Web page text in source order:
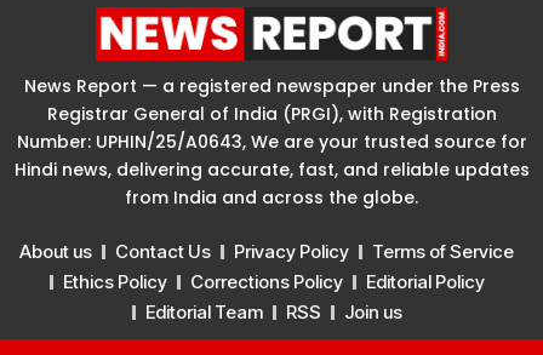
News Report — a registered newspaper under the Press
Registrar General of India (PRGI), with Registration
Number: UPHIN/25/A0643, We are your trusted source for
Hindi news, delivering accurate, fast, and reliable updates
from India and across the globe.
About us Contact Us Privacy Policy
Terms of Service
Ethics Policy
Corrections Policy
Editorial Policy
Editorial Team
RSS Join us